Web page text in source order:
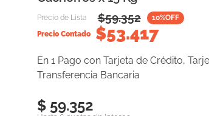
Precio de Lista $59.352 10%OFF
Precio Contado
$53.417
En 1 Pago con Tarjeta de Crédito,
Transferencia Bancaria
$ 59.352